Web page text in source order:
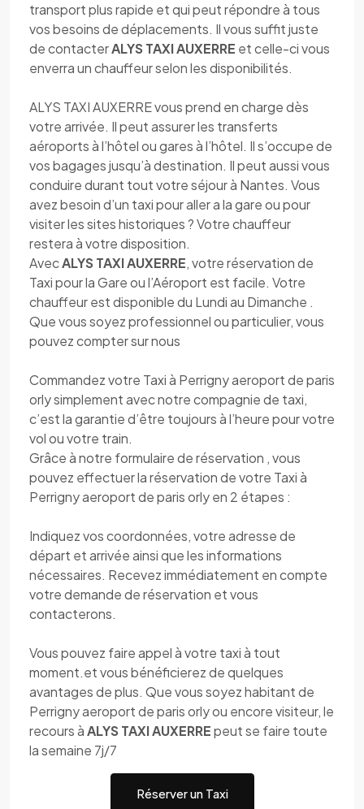
transport plus rapide et qui peut répondre à tous
vos besoins de déplacements. Il vous suffit juste
de contacterALYS TAXI AUXERRE et celle-ci vous
enverra un chauffeur selon les disponibilités.
ALYS TAXI AUXERRE vous prend en charge dès
votre arrivée. Il peut assurer les transferts
aéroports à l’hôtel ou gares à l’hôtel. Il s’occupe de
vos bagages jusqu’à destination. Il peut aussi vous
conduire durant tout votre séjour à Nantes. Vous
avez besoin d’un taxi pour aller a la gare ou pour
visiter les sites historiques ? Votre chauffeur
restera à votre disposition.
AvecALYS TAXI AUXERRE, votre réservation de
Taxi pour la Gare ou l’Aéroport est facile. Votre
chauffeur est disponible du Lundi au Dimanche .
Que vous soyez professionnel ou particulier, vous
pouvez compter sur nous
Commandez votre Taxi à Perrigny aeroport de paris
orly simplement avec notre compagnie de taxi,
c’est la garantie d’être toujours à l’heure pour votre
vol ou votre train.
Grâce à notre formulaire de réservation , vous
pouvez effectuer la réservation de votre Taxi à
Perrigny aeroport de paris orly en 2 étapes :
Indiquez vos coordonnées, votre adresse de
départ et arrivée ainsi que les informations
nécessaires. Recevez immédiatement en compte
votre demande de réservation et vous
contacterons.
Vous pouvez faire appel à votre taxi à tout
moment.et vous bénéficierez de quelques
avantages de plus. Que vous soyez habitant de
Perrigny aeroport de paris orly ou encore visiteur, le
recours àALYS TAXI AUXERREpeut se faire toute
la semaine 7j/7
Réserver un Taxi